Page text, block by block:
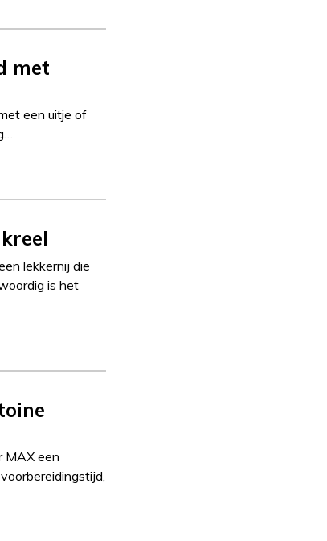
met
een uitje of
lekkernij die
is het
MAX een